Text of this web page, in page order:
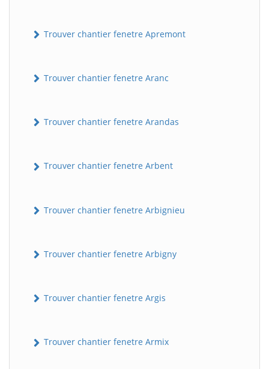
Trouver chantier fenetre Apremont
Trouver chantier fenetre Aranc
Trouver chantier fenetre Arandas
Trouver chantier fenetre Arbent
Trouver chantier fenetre Arbignieu
Trouver chantier fenetre Arbigny
Trouver chantier fenetre Argis
Trouver chantier fenetre Armix